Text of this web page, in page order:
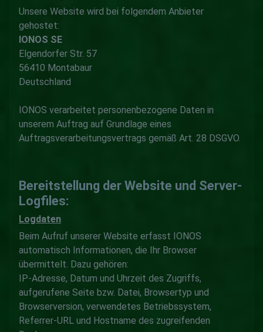
Unsere Website wird bei folgendem Anbieter
gehostet:
IONOS SE
Elgendorfer Str. 57
56410 Montabaur
Deutschland
IONOS verarbeitet personenbezogene Daten in
unserem Auftrag auf Grundlage eines
Auftragsverarbeitungsvertrags gemäß Art. 28 DSGVO.
Bereitstellung der Website und Server-
Logfiles:
Logdaten
Beim Aufruf unserer Website erfasst IONOS
automatisch Informationen, die Ihr Browser
übermittelt. Dazu gehören:
IP-Adresse, Datum und Uhrzeit des Zugriffs,
aufgerufene Seite bzw. Datei, Browsertyp und
Browserversion, verwendetes Betriebssystem,
Referrer-URL und Hostname des zugreifenden